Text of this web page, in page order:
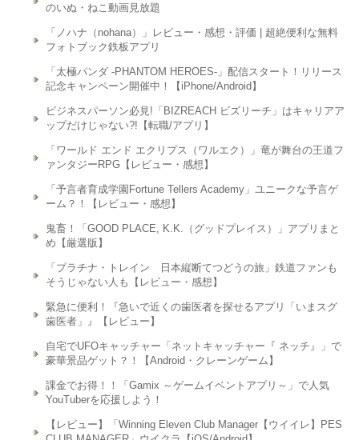
のいぬ・ねこ動画見放題
「ノハナ（nohana）」レビュー・感想・評価 | 超絶便利な無料
フォトブック鉄板アプリ
「太極パンダ -PHANTOM HEROES-」配信スタート！リリース
記念キャンペーン開催中！【iPhone/Android】
ビジネスパーソン必見!「BIZREACH ビズリーチ」はキャリアア
ップだけじゃない?!【転職/アプリ】
「ワールド エンド エクリプス（ワルエク）」竜が舞台の王道フ
ァンタジーRPG【レビュー・感想】
「予言者育成学園Fortune Tellers Academy」ユニークな予言ゲ
ーム？！【レビュー・感想】
鬼畜！「GOOD PLACE, K.K.（グッドプレイス）」アプリまと
め【厳選版】
「プラチナ・トレイン 日本縦断てつどうの旅」鉄道ファンも
そうじゃない人も【レビュー・感想】
緊急に便利！『急いで近くの歯医者を探せるアプリ「いまスグ
歯医者」』【レビュー】
自宅でUFOキャッチャー「ネットキャッチャー『 ネッチ』」で
豪華景品ゲット？！【Android・クレーンゲーム】
課金でお得！！「Gamix ～ゲームイベントアプリ～」で人気
YouTuberを応援しよう！
【レビュー】「Winning Eleven Club Manager【ウイイレ】PES